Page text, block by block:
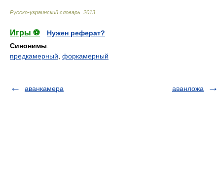
Русско-украинский словарь 2013
Игры ⚽
Нужен реферат?
Синонимы:
предкамерный форкамерный
аванкамера аванложа